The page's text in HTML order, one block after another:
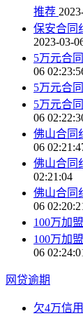
推荐
保安合同
2023-03-
5万元合
06
5万元合
5万元合
06
佛山合同
06
佛山合同
02:21:04
佛山合同
06
100万加
100万加
06
网贷逾期
欠4万信